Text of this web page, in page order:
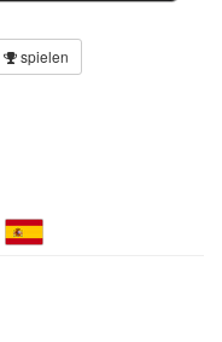
spielen